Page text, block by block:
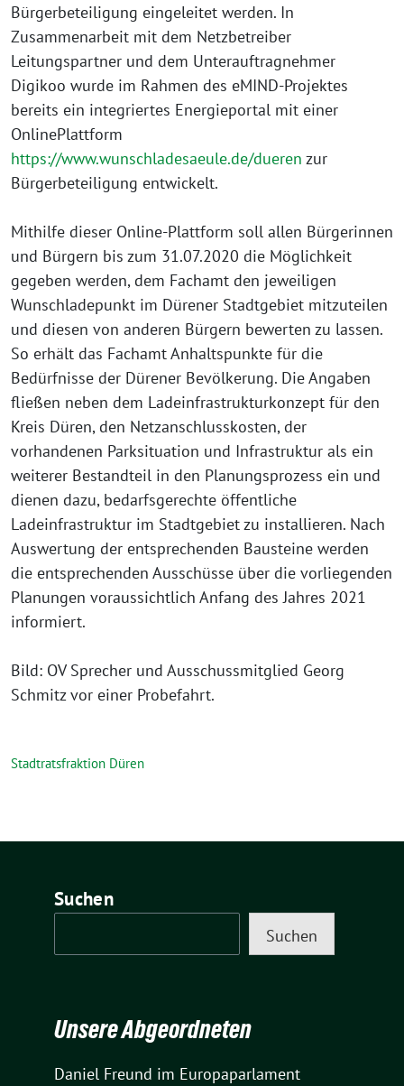
Bürgerbeteiligung eingeleitet werden. In
Zusammenarbeit mit dem Netzbetreiber
Leitungspartner und dem Unterauftragnehmer
Digikoo wurde im Rahmen des eMIND-Projektes
bereits ein integriertes Energieportal mit einer
OnlinePlattform
https://www.wunschladesaeule.de/dueren zur
Bürgerbeteiligung entwickelt.
Mithilfe dieser Online-Plattform soll allen Bürgerinnen
und Bürgern bis zum 31.07.2020 die Möglichkeit
gegeben werden, dem Fachamt den jeweiligen
Wunschladepunkt im Dürener Stadtgebiet mitzuteilen
und diesen von anderen Bürgern bewerten zu lassen.
So erhält das Fachamt Anhaltspunkte für die
Bedürfnisse der Dürener Bevölkerung. Die Angaben
fließen neben dem Ladeinfrastrukturkonzept für den
Kreis Düren, den Netzanschlusskosten, der
vorhandenen Parksituation und Infrastruktur als ein
weiterer Bestandteil in den Planungsprozess ein und
dienen dazu, bedarfsgerechte öffentliche
Ladeinfrastruktur im Stadtgebiet zu installieren. Nach
Auswertung der entsprechenden Bausteine werden
die entsprechenden Ausschüsse über die vorliegenden
Planungen voraussichtlich Anfang des Jahres 2021
informiert.
Bild: OV Sprecher und Ausschussmitglied Georg
Schmitz vor einer Probefahrt.
Stadtratsfraktion Düren
Suchen
Suchen
Unsere Abgeordneten
Daniel Freund im Europaparlament